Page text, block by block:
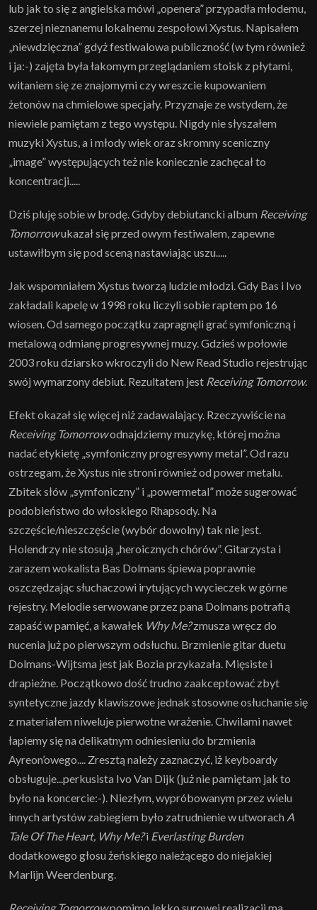
lub jak to się z angielska mówi „openera” przypadła młodemu,
szerzej nieznanemu lokalnemu zespołowi Xystus. Napisałem
„niewdzięczna” gdyż festiwalowa publiczność (w tym również
i ja:-) zajęta była łakomym przeglądaniem stoisk z płytami,
witaniem się ze znajomymi czy wreszcie kupowaniem
żetonów na chmielowe specjały. Przyznaje ze wstydem, że
niewiele pamiętam z tego występu. Nigdy nie słyszałem
muzyki Xystus, a i młody wiek oraz skromny sceniczny
„image” występujących też nie koniecznie zachęcał to
koncentracji.....
Dziś pluję sobie w brodę. Gdyby debiutancki album Receiving
Tomorrowukazał się przed owym festiwalem, zapewne
ustawiłbym się pod sceną nastawiając uszu.....
Jak wspomniałem Xystus tworzą ludzie młodzi. Gdy Bas i Ivo
zakładali kapelę w 1998 roku liczyli sobie raptem po 16
wiosen. Od samego początku zapragnęli grać symfoniczną i
metalową odmianę progresywnej muzy. Gdzieś w połowie
2003 roku dziarsko wkroczyli do New Read Studio rejestrując
swój wymarzony debiut. Rezultatem jest Receiving Tomorrow.
Efekt okazał się więcej niż zadawalający. Rzeczywiście na
Receiving Tomorrowodnajdziemy muzykę, której można
nadać etykietę „symfoniczny progresywny metal”. Od razu
ostrzegam, że Xystus nie stroni również od power metalu.
Zbitek słów „symfoniczny” i „powermetal” może sugerować
podobieństwo do włoskiego Rhapsody. Na
szczęście/nieszczęście (wybór dowolny) tak nie jest.
Holendrzy nie stosują „heroicznych chórów”. Gitarzysta i
zarazem wokalista Bas Dolmans śpiewa poprawnie
oszczędzając słuchaczowi irytujących wycieczek w górne
rejestry. Melodie serwowane przez pana Dolmans potrafią
zapaść w pamięć, a kawałek Why Me?zmusza wręcz do
nucenia już po pierwszym odsłuchu. Brzmienie gitar duetu
Dolmans-Wijtsma jest jak Bozia przykazała. Mięsiste i
drapieżne. Początkowo dość trudno zaakceptować zbyt
syntetyczne jazdy klawiszowe jednak stosowne osłuchanie się
z materiałem niweluje pierwotne wrażenie. Chwilami nawet
łapiemy się na delikatnym odniesieniu do brzmienia
Ayreon’owego.... Zresztą należy zaznaczyć, iż keyboardy
obsługuje...perkusista Ivo Van Dijk (już nie pamiętam jak to
było na koncercie:-). Niezłym, wypróbowanym przez wielu
innych artystów zabiegiem było zatrudnienie w utworach A
Tale Of The Heart, Why Me?i Everlasting Burden
dodatkowego głosu żeńskiego należącego do niejakiej
Marlijn Weerdenburg.